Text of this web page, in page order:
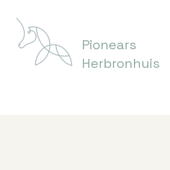
Pionears
Herbronhuis